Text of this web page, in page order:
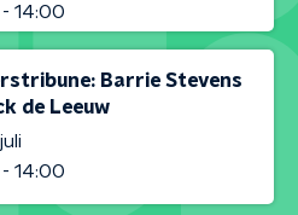
14:00
Barrie Stevens
de Leeuw
14:00